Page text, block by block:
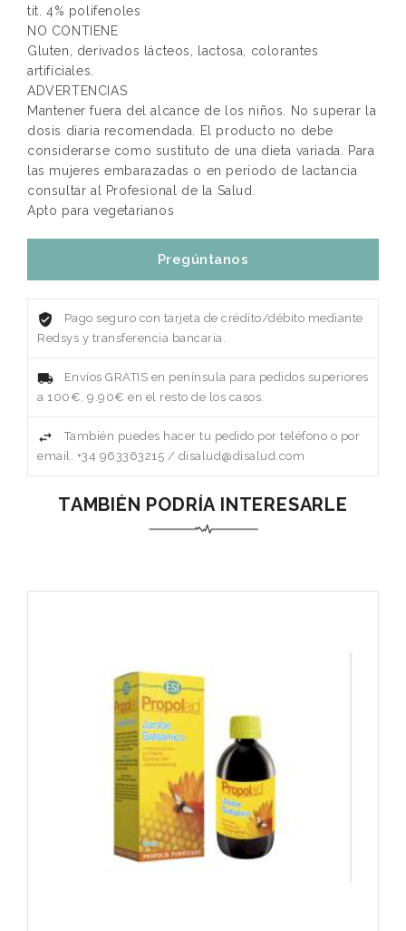
tit. 4% polifenoles
NO CONTIENE
Gluten, derivados lácteos, lactosa, colorantes
artificiales.
ADVERTENCIAS
Mantener fuera del alcance de los niños. No superar la
dosis diaria recomendada. El producto no debe
considerarse como sustituto de una dieta variada. Para
las mujeres embarazadas o en periodo de lactancia
consultar al Profesional de la Salud.
Apto para vegetarianos
Pregúntanos
Pago seguro con tarjeta de crédito/débito mediante
Redsys y transferencia bancaria.
Envíos GRATIS en península para pedidos superiores
a 100€, 9.90€ en el resto de los casos.
También puedes hacer tu pedido por teléfono o por
email. +34 963363215 / disalud@disalud.com
TAMBIÉN PODRÍA INTERESARLE